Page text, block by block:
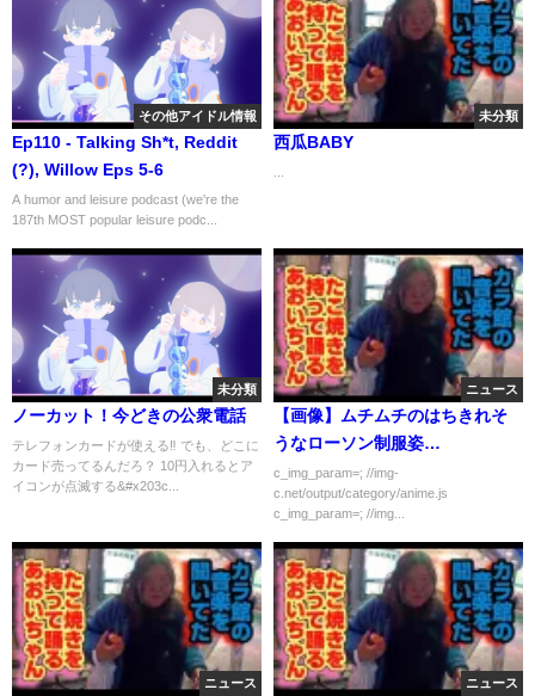
その他アイドル情報
Ep110 - Talking Sh*t, Reddit
(?), Willow Eps 5-6
A humor and leisure podcast (we're the
187th MOST popular leisure podc...
未分類
西瓜BABY
未分類
ノーカット！今どきの公衆電話
テレフォンカードが使える‼️ でも、どこに
カード売ってるんだろ？ 10円入れるとア
イコンが点滅する&#x203c...
ニュース
【画像】ムチムチのはちきれそ
うなローソン制服姿…
c_img_param=; //img-
c.net/output/category/anime.js
c_img_param=; //img...
ニュース ニュース